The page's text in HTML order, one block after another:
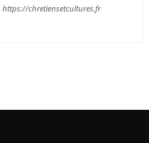
https://chretiensetcultures.fr